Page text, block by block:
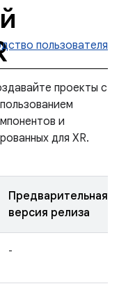
пользователя
проекты с
и
для XR.
Предварительная
версия релиза
-